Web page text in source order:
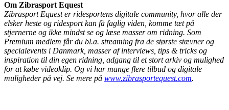
Om Zibrasport Equest
Zibrasport Equest er ridesportens digitale community, hvor alle der
elsker heste og ridesport kan få faglig viden, komme tæt på
stjernerne og ikke mindst se og læse masser om ridning. Som
Premium medlem får du bl.a. streaming fra de største stævner og
specialevents i Danmark, masser af interviews, tips & tricks og
inspiration til din egen ridning, adgang til et stort arkiv og mulighed
for at købe videoklip. Og vi har mange flere tilbud og digitale
muligheder på vej. Se mere på www.zibrasportequest.com.